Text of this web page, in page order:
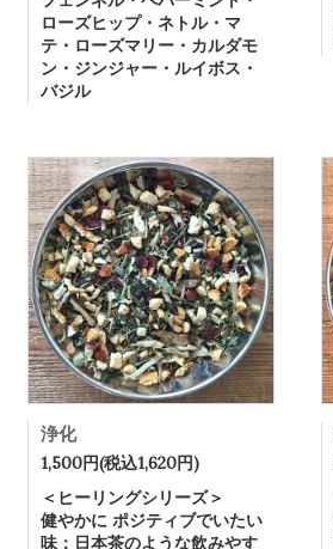
ローズヒップ・ネトル・マ
テ・ローズマリー・カルダモ
ン・ジンジャー・ルイボス・
バジル
浄化
1,500円(税込1,620円)
＜ヒーリングシリーズ＞
健やかに ポジティブでいたい
味：日本茶のような飲みやす